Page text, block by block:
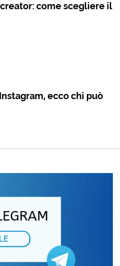
come scegliere il
ecco chi può